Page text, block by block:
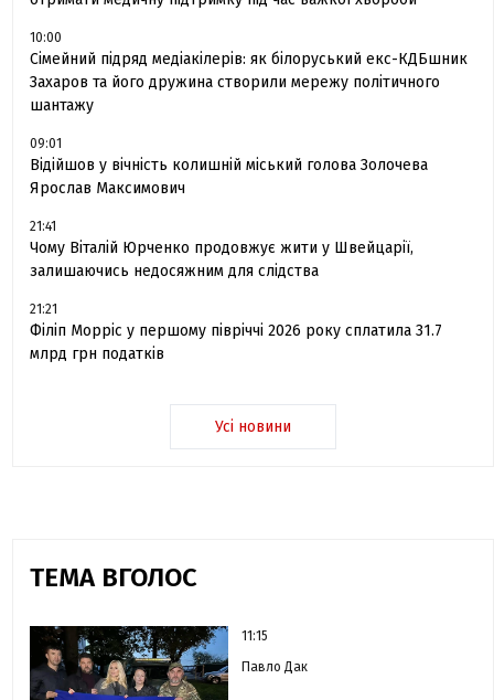
10:00
Сімейний підряд медіакілерів: як білоруський екс-КДБшник
Захаров та його дружина створили мережу політичного
шантажу
09:01
Відійшов у вічність колишній міський голова Золочева
Ярослав Максимович
21:41
Чому Віталій Юрченко продовжує жити у Швейцарії,
залишаючись недосяжним для слідства
21:21
Філіп Морріс у першому півріччі 2026 року сплатила 31.7
млрд грн податків
Усі новини
ТЕМА ВГОЛОС
11:15
Павло Дак